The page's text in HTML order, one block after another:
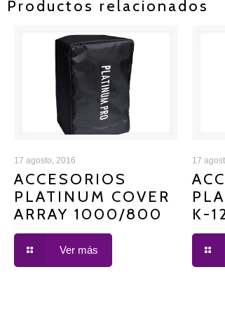
Productos relacionados
ACCESORIOS PLATINUM
COVER ARRAY 1000/800
17 agosto, 2016
ACCESORIOS
PLATINUM COVER
ARRAY 1000/800
Ver más
17
K-